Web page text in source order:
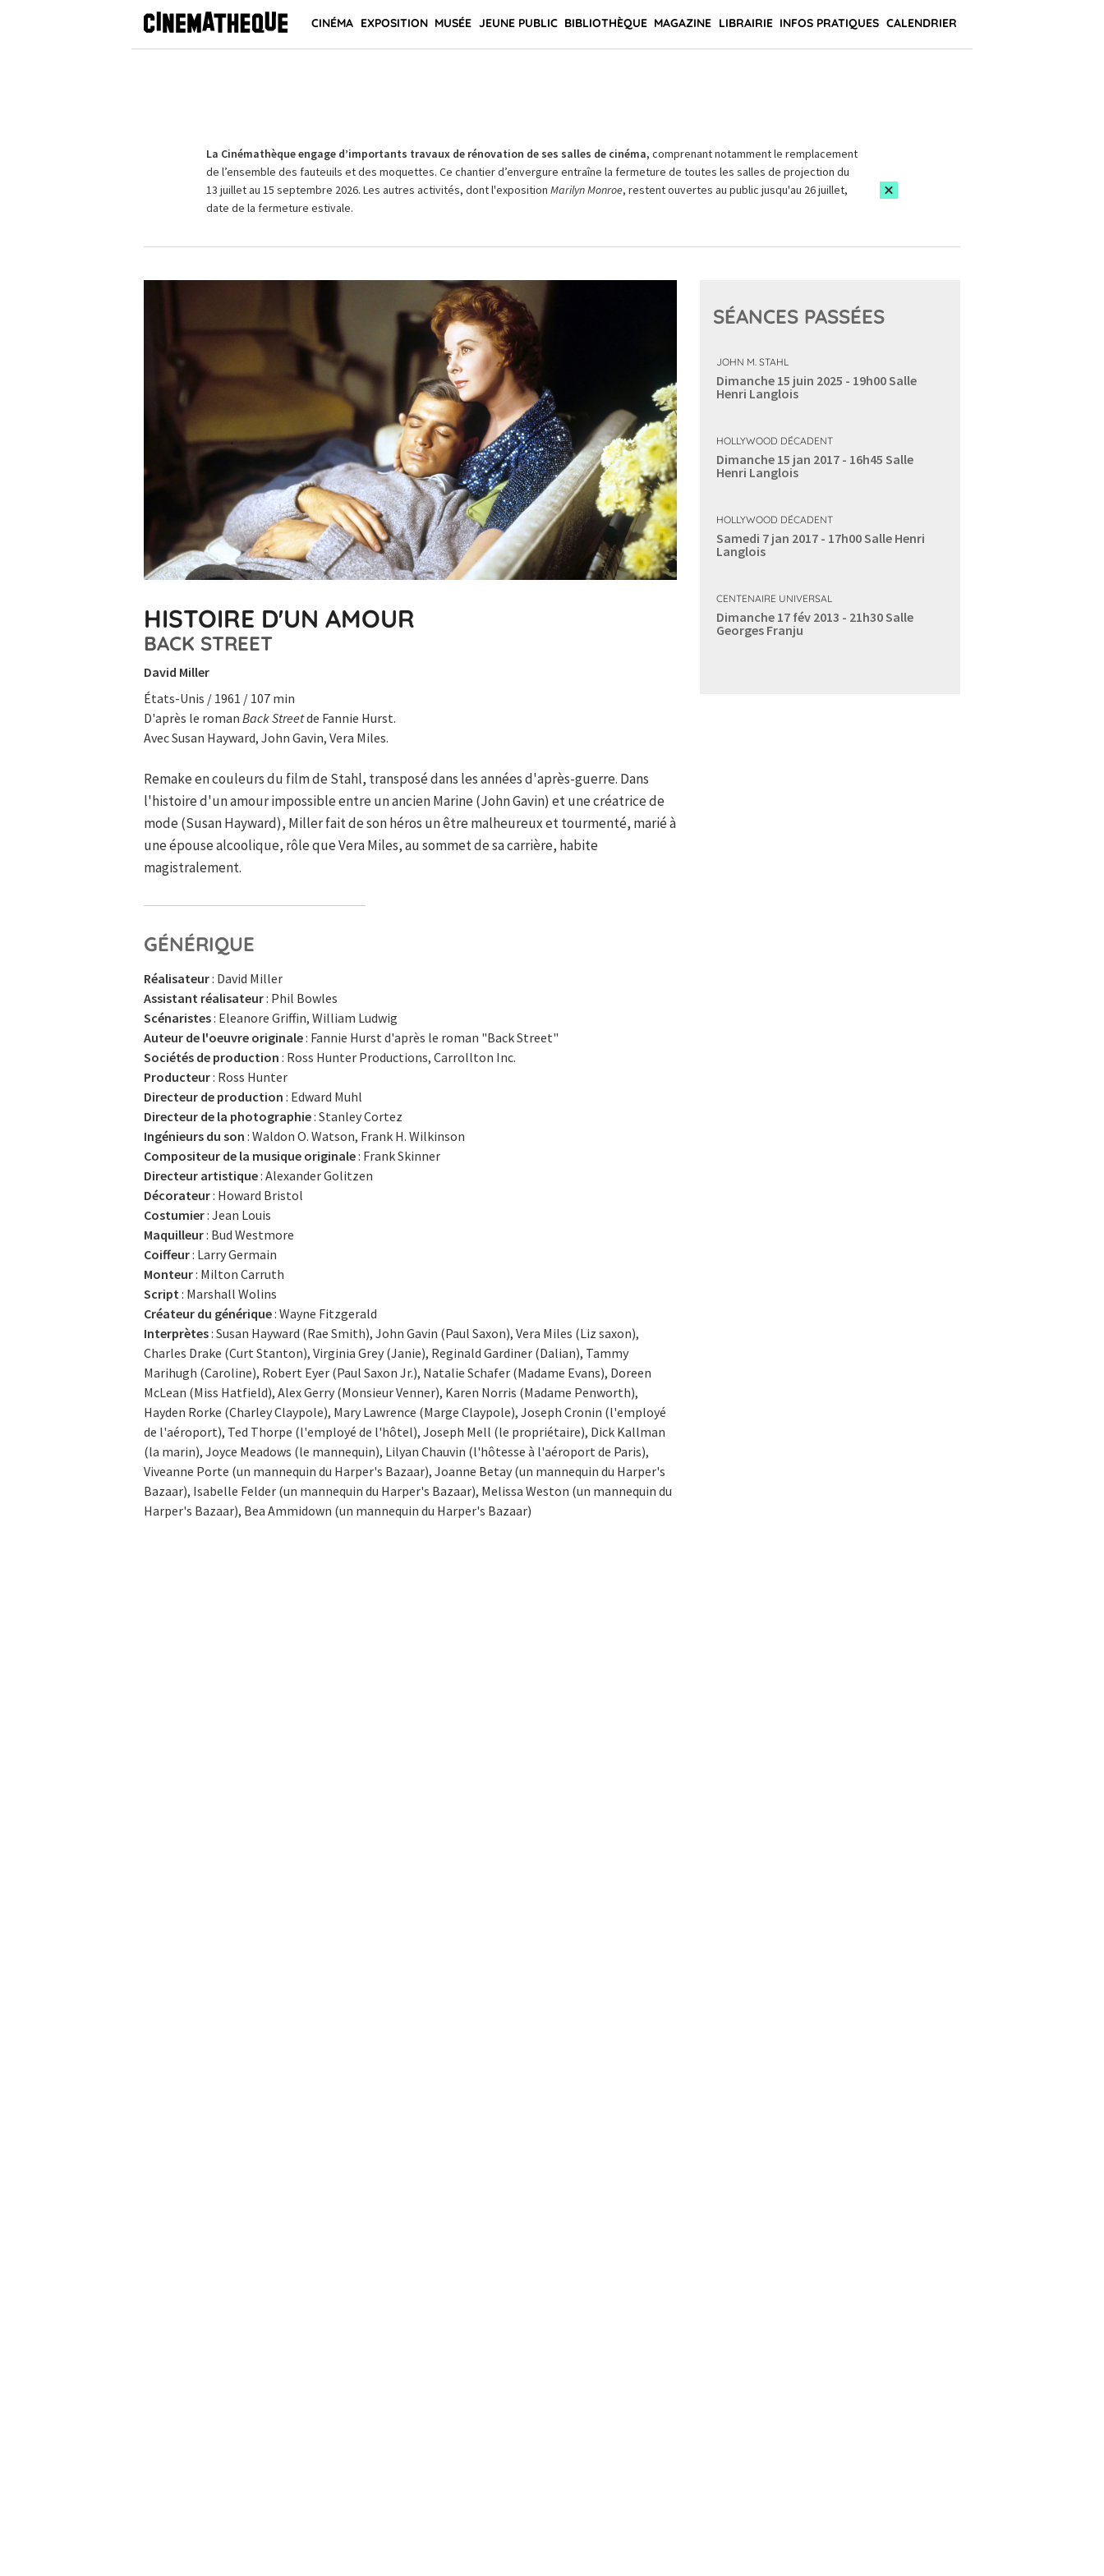
CINÉMA EXPOSITION MUSÉE JEUNE PUBLIC BIBLIOTHÈQUE MAGAZINE LIBRAIRIE INFOS PRATIQUES CALENDRIER
La Cinémathèque engage d’importants travaux de rénovation de ses salles de cinéma, comprenant notamment le remplacement
de l’ensemble des fauteuils et des moquettes. Ce chantier d’envergure entraîne la fermeture de toutes les salles de projection du
13 juillet au 15 septembre 2026. Les autres activités, dont l'exposition Marilyn Monroe, restent ouvertes au public jusqu'au 26 juillet,
date de la fermeture estivale.
HISTOIRE D'UN AMOUR
BACK STREET
David Miller
États-Unis / 1961 / 107 min
D'après le roman Back Streetde Fannie Hurst.
Avec Susan Hayward, John Gavin, Vera Miles.
Remake en couleurs du film de Stahl, transposé dans les années d'après-guerre. Dans
l'histoire d'un amour impossible entre un ancien Marine (John Gavin) et une créatrice de
mode (Susan Hayward), Miller fait de son héros un être malheureux et tourmenté, marié à
une épouse alcoolique, rôle que Vera Miles, au sommet de sa carrière, habite
magistralement.
GÉNÉRIQUE
Réalisateur: David Miller
Assistant réalisateur: Phil Bowles
Scénaristes: Eleanore Griffin, William Ludwig
Auteur de l'oeuvre originale: Fannie Hurst d'après le roman "Back Street"
Sociétés de production : Ross Hunter Productions, Carrollton Inc.
Producteur: Ross Hunter
Directeur de production : Edward Muhl
Directeur de la photographie: Stanley Cortez
Ingénieurs du son : Waldon O. Watson, Frank H. Wilkinson
Compositeur de la musique originale: Frank Skinner
Directeur artistique: Alexander Golitzen
Décorateur: Howard Bristol
Costumier: Jean Louis
Maquilleur: Bud Westmore
Coiffeur: Larry Germain
Monteur: Milton Carruth
Script : Marshall Wolins
Créateur du générique: Wayne Fitzgerald
Interprètes: Susan Hayward (Rae Smith), John Gavin (Paul Saxon), Vera Miles (Liz saxon),
Charles Drake (Curt Stanton), Virginia Grey (Janie), Reginald Gardiner (Dalian), Tammy
Marihugh (Caroline), Robert Eyer (Paul Saxon Jr.), Natalie Schafer (Madame Evans), Doreen
McLean (Miss Hatfield), Alex Gerry (Monsieur Venner), Karen Norris (Madame Penworth),
Hayden Rorke (Charley Claypole), Mary Lawrence (Marge Claypole), Joseph Cronin (l'employé
de l'aéroport), Ted Thorpe (l'employé de l'hôtel), Joseph Mell (le propriétaire), Dick Kallman
(la marin), Joyce Meadows (le mannequin), Lilyan Chauvin (l'hôtesse à l'aéroport de Paris),
Viveanne Porte (un mannequin du Harper's Bazaar), Joanne Betay (un mannequin du Harper's
Bazaar), Isabelle Felder (un mannequin du Harper's Bazaar), Melissa Weston (un mannequin du
Harper's Bazaar), Bea Ammidown (un mannequin du Harper's Bazaar)
SÉANCES PASSÉES
JOHN M. STAHL
Dimanche 15 juin 2025 - 19h00Salle
Henri Langlois
HOLLYWOOD DÉCADENT
Dimanche 15 jan 2017 - 16h45 Salle
Henri Langlois
HOLLYWOOD DÉCADENT
Samedi 7 jan 2017 - 17h00Salle Henri
Langlois
CENTENAIRE UNIVERSAL
Dimanche 17 fév 2013 - 21h30Salle
Georges Franju